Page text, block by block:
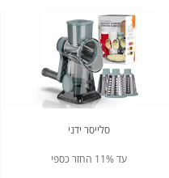
סלייסר ידני
עד 11% החזר כספי